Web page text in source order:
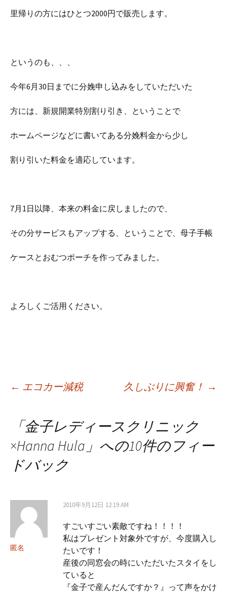
里帰りの方にはひとつ2000円で販売します。
というのも、、、
今年6月30日までに分娩申し込みをしていただいた
方には、新規開業特別割り引き、ということで
ホームページなどに書いてある分娩料金から少し
割り引いた料金を適応しています。
7月1日以降、本来の料金に戻しましたので、
その分サービスもアップする、ということで、母子手帳
ケースとおむつポーチを作ってみました。
よろしくご活用ください。
投稿ナビゲーション
← エコカー減税 久しぶりに興奮！ →
「金子レディースクリニック
×Hanna Hula 」への10件のフィー
ドバック
匿名
2010年9月12日 12:19 AM
すごいすごい素敵ですね！！！！
私はプレゼント対象外ですが、今度購入し
たいです！
産後の同窓会の時にいただいたスタイをし
ていると
『金子で産んだんですか？』って声をかけ